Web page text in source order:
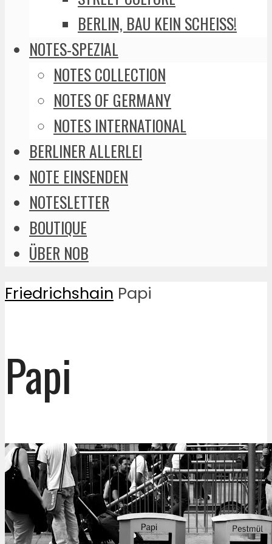
BERLIN, BAU KEIN SCHEISS!
NOTES-SPEZIAL
NOTES COLLECTION
NOTES OF GERMANY
NOTES INTERNATIONAL
BERLINER ALLERLEI
NOTE EINSENDEN
NOTESLETTER
BOUTIQUE
ÜBER NOB
Friedrichshain Papi
Papi